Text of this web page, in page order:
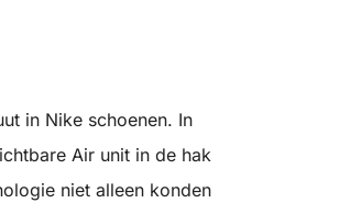
in Nike schoenen. In
Air unit in de hak
niet alleen konden